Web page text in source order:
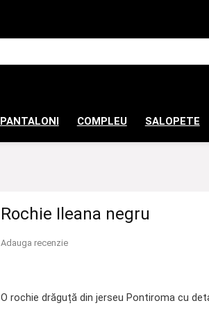
PANTALONI COMPLEU SALOPETE
Rochie Ileana negru
Adauga recenzie
O rochie drăguță din jerseu Pontiroma cu